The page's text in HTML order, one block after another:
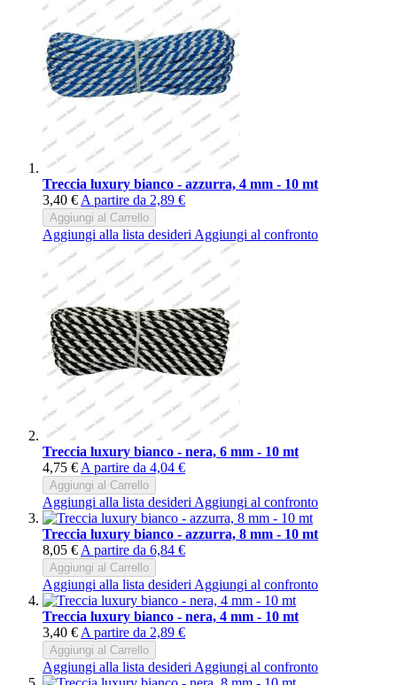
Treccia luxury bianco - azzurra, 4 mm - 10 mt
3,40 € A partire da 2,89 €
Aggiungi al Carrello
Aggiungi alla lista desideri Aggiungi al confronto
Treccia luxury bianco - nera, 6 mm - 10 mt
4,75 € A partire da 4,04 €
Aggiungi al Carrello
Aggiungi alla lista desideri Aggiungi al confronto
Treccia luxury bianco - azzurra, 8 mm - 10 mt
8,05 € A partire da 6,84 €
Aggiungi al Carrello
Aggiungi alla lista desideri Aggiungi al confronto
Treccia luxury bianco - nera, 4 mm - 10 mt
3,40 € A partire da 2,89 €
Aggiungi al Carrello
Aggiungi alla lista desideri Aggiungi al confronto